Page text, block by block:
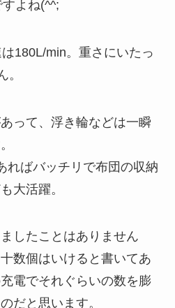
よね(^^;
180L/min。重さにいたっ
。
って、浮き輪などは一瞬
ればバッチリで布団の収納
大活躍。
したことはありません
数個はいけると書いてあ
電でそれぐらいの数を膨
だと思います。